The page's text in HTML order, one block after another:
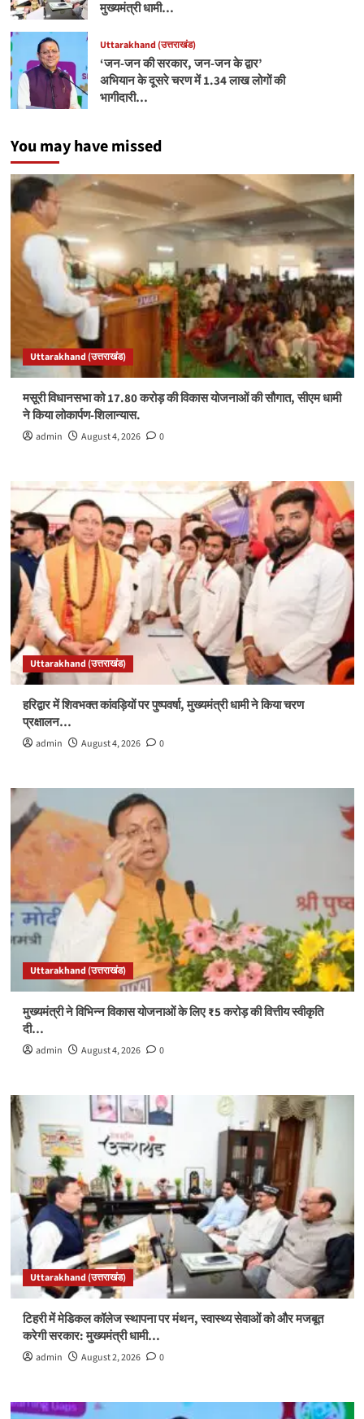
मुख्यमंत्री धामी…
Uttarakhand (उत्तराखंड)
‘जन-जन की सरकार, जन-जन के द्वार’
अभियान के दूसरे चरण में 1.34 लाख लोगों की
भागीदारी…
You may have missed
Uttarakhand (उत्तराखंड)
मसूरी विधानसभा को 17.80 करोड़ की विकास योजनाओं की सौगात, सीएम धामी
ने किया लोकार्पण-शिलान्यास.
admin August 4, 2026 0
Uttarakhand (उत्तराखंड)
हरिद्वार में शिवभक्त कांवड़ियों पर पुष्पवर्षा, मुख्यमंत्री धामी ने किया चरण
प्रक्षालन…
admin August 4, 2026 0
Uttarakhand (उत्तराखंड)
मुख्यमंत्री ने विभिन्न विकास योजनाओं के लिए ₹5 करोड़ की वित्तीय स्वीकृति
दी…
admin August 4, 2026 0
Uttarakhand (उत्तराखंड)
टिहरी में मेडिकल कॉलेज स्थापना पर मंथन, स्वास्थ्य सेवाओं को और मजबूत
करेगी सरकार: मुख्यमंत्री धामी…
admin August 2, 2026 0